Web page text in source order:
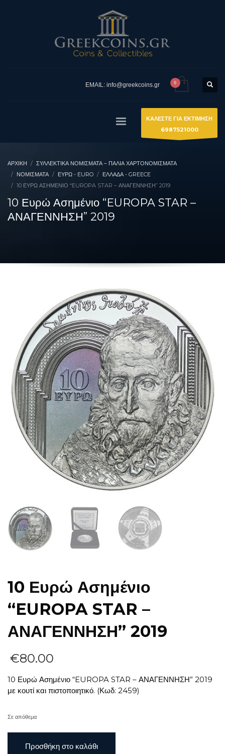
EMAIL: info@greekcoins.gr
ΚΑΛΕΣΤΕ ΓΙΑ ΕΚΤΙΜΗΣΗ
6987521000
ΑΡΧΙΚΉ
ΣΥΛΛΕΚΤΙΚΆ ΝΟΜΊΣΜΑΤΑ – ΠΑΛΙΆ ΧΑΡΤΟΝΟΜΊΣΜΑΤΑ
ΝΟΜΙΣΜΑΤΑ
ΕΥΡΏ - EURO
ΕΛΛΆΔΑ - GREECE
10 ΕΥΡΏ ΑΣΗΜΈΝΙΟ “EUROPA STAR – ΑΝΑΓΕΝΝΗΣΗ” 2019
10 Ευρώ Ασημένιο “EUROPA STAR –
ΑΝΑΓΕΝΝΗΣΗ” 2019
10 Ευρώ Ασημένιο
“EUROPA STAR –
ΑΝΑΓΕΝΝΗΣΗ” 2019
€80.00
10 Ευρώ Ασημένιο “EUROPA STAR – ΑΝΑΓΕΝΝΗΣΗ” 2019
με κουτί και πιστοποιητικό. (Κωδ: 2459)
Σε απόθεμα
ΕυρώΠροσθήκη στο καλάθι